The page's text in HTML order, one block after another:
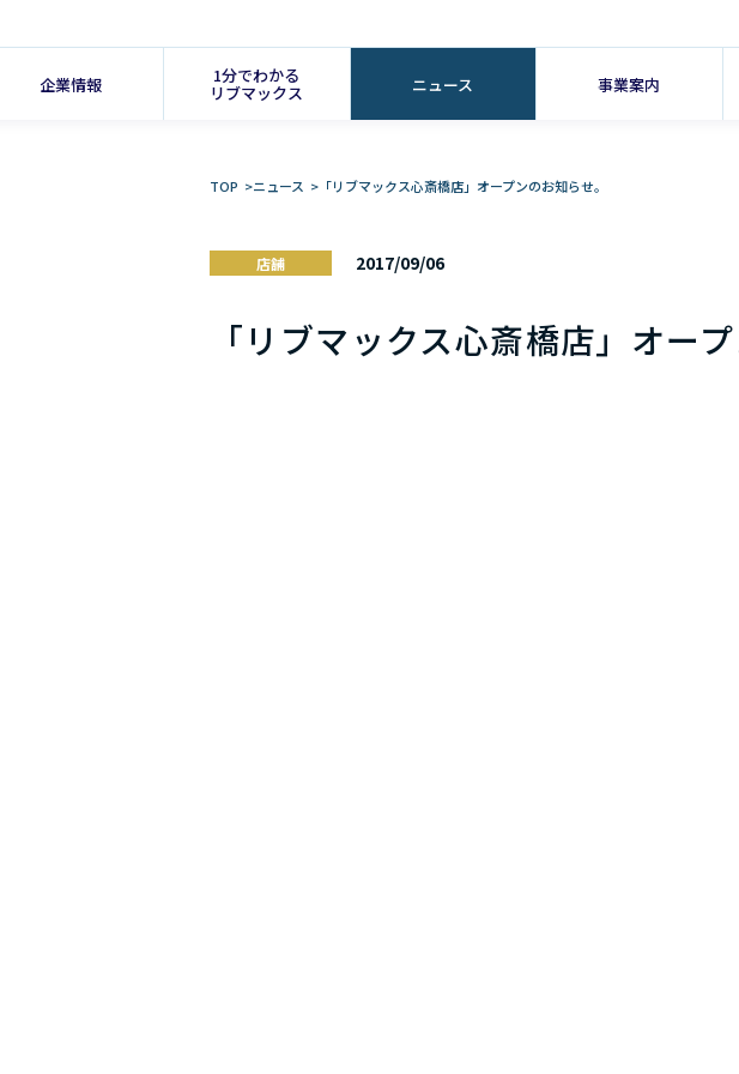
企業情報 1分でわかる
リブマックス ニュース 事業案内
TOP >ニュース > 「リブマックス心斎橋店」オープンのお知らせ。
店舗 2017/09/06
「リブマックス心斎橋店」オー